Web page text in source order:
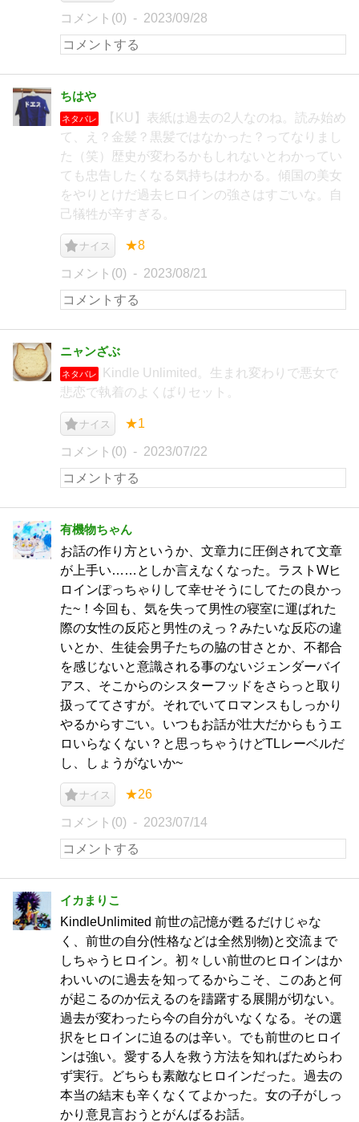
コメント(0) 2023/09/28
ちはや
ネタバレ
【KU】表紙は過去の2人なのね。読み始め
て、え？金髪？黒髪ではなかった？ってなりまし
た（笑）歴史が変わるかもしれないとわかってい
ても忠告したくなる気持ちはわかる。傾国の美女
をやりとけだ過去ヒロインの強さはすごいな。自
己犠牲が辛すぎる。
ナイス ★8
コメント(0) 2023/08/21
ニャンざぶ
ネタバレ
Kindle Unlimited。生まれ変わりで悪女で
悲恋で執着のよくばりセット。
ナイス ★1
コメント(0) 2023/07/22
有機物ちゃん
お話の作り方というか、文章力に圧倒されて文章
が上手い……としか言えなくなった。ラストWヒ
ロインぽっちゃりして幸せそうにしてたの良かっ
た~！今回も、気を失って男性の寝室に運ばれた
際の女性の反応と男性のえっ？みたいな反応の違
いとか、生徒会男子たちの脇の甘さとか、不都合
を感じないと意識される事のないジェンダーバイ
アス、そこからのシスターフッドをさらっと取り
扱っててさすが。それでいてロマンスもしっかり
やるからすごい。いつもお話が壮大だからもうエ
ロいらなくない？と思っちゃうけどTLレーベルだ
し、しょうがないか~
ナイス ★26
コメント(0) 2023/07/14
イカまりこ
KindleUnlimited 前世の記憶が甦るだけじゃな
く、前世の自分(性格などは全然別物)と交流まで
しちゃうヒロイン。初々しい前世のヒロインはか
わいいのに過去を知ってるからこそ、このあと何
が起こるのか伝えるのを躊躇する展開が切ない。
過去が変わったら今の自分がいなくなる。その選
択をヒロインに迫るのは辛い。でも前世のヒロイ
ンは強い。愛する人を救う方法を知ればためらわ
ず実行。どちらも素敵なヒロインだった。過去の
本当の結末も辛くなくてよかった。女の子がしっ
かり意見言おうとがんばるお話。